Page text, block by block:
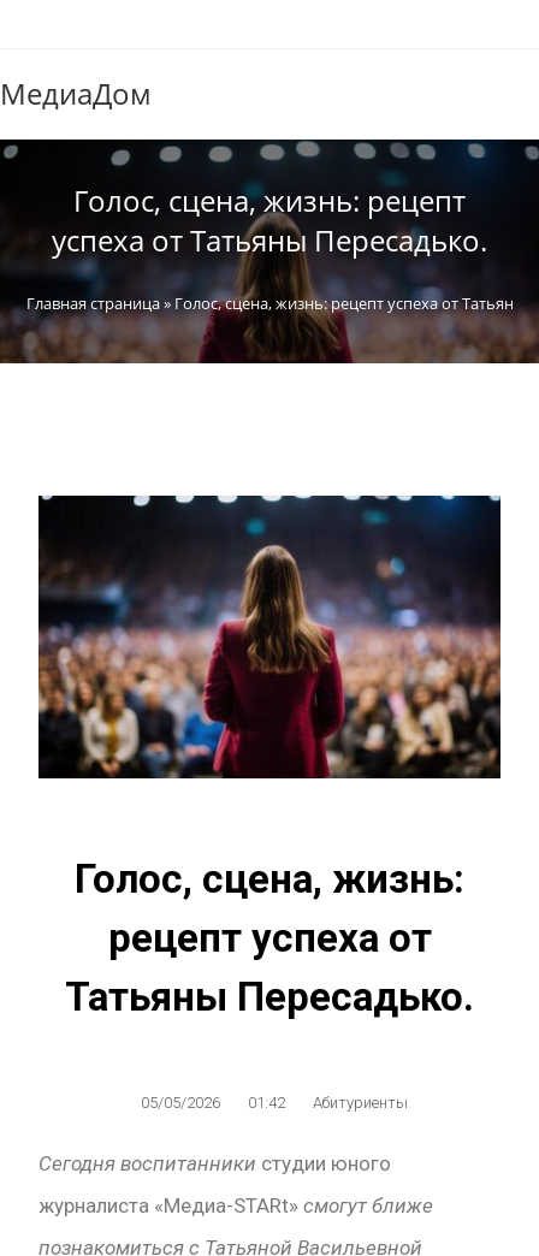
МедиаДом
Голос, сцена, жизнь: рецепт
успеха от Татьяны Пересадько.
Главная страница» Голос, сцена, жизнь: рецепт успеха от Татьяны
Голос, сцена, жизнь:
рецепт успеха от
Татьяны Пересадько.
05/05/2026 01:42 Абитуриенты
Сегодня воспитанники студии юного
журналиста «Медиа-STARt» смогут ближе
познакомиться с Татьяной Васильевной